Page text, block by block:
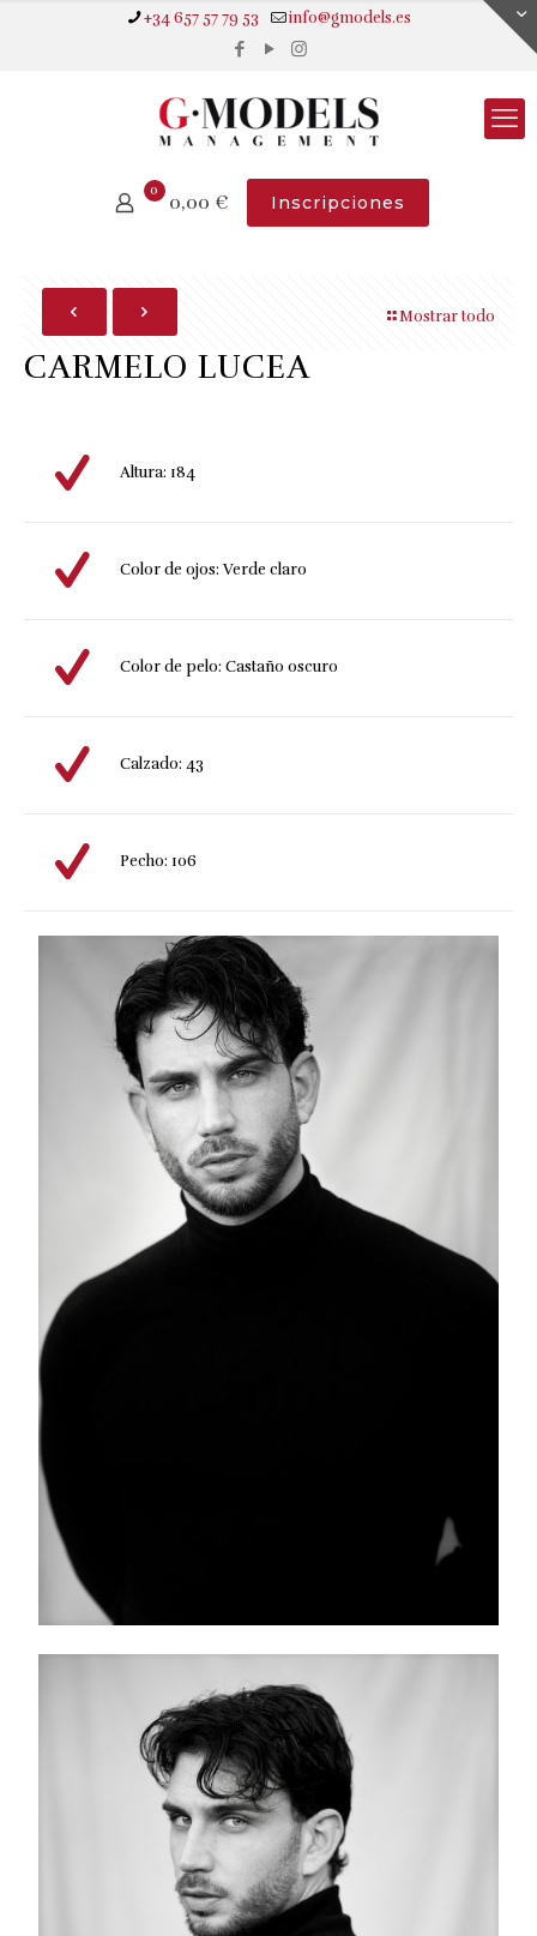
+34 657 57 79 53 info@gmodels.es
0
0,00 € Inscripciones
Mostrar todo
CARMELO LUCEA
Altura: 184
Color de ojos: Verde claro
Color de pelo: Castaño oscuro
Calzado: 43
Pecho: 106